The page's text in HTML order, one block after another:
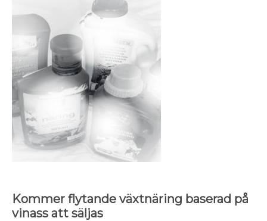
Kommer flytande växtnäring baserad på
vinass att säljas